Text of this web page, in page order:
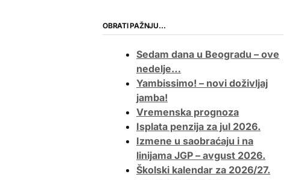
OBRATI PAŽNJU…
Sedam dana u Beogradu – ove
nedelje…
Yambissimo! – novi doživljaj
jamba!
Vremenska prognoza
Isplata penzija za jul 2026.
Izmene u saobraćaju i na
linijama JGP – avgust 2026.
Školski kalendar za 2026/27.